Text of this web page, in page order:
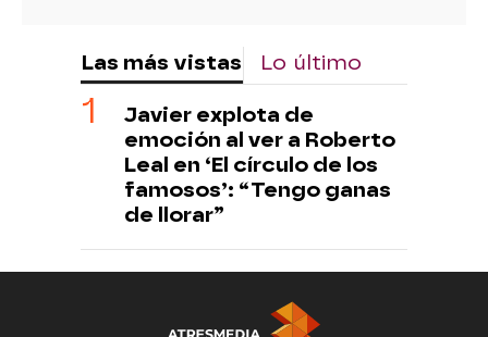
Las más vistas Lo último
Javier explota de
emoción al ver a Roberto
Leal en ‘El círculo de los
famosos’: “Tengo ganas
de llorar”